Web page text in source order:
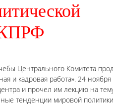
Центрального Комитета
и кадровая работа». 24
и прочел им лекцию на
тенденции мировой